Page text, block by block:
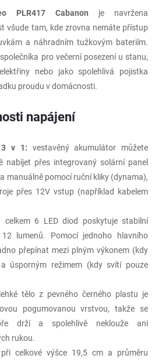
PLR417 Cabanon je navržena
všude tam, kde zrovna nemáte přístup
a náhradním tužkovým bateriím.
pro večerní posezení u stanu,
nebo jako spolehlivá pojistka
proudu v domácnosti.
napájení
3 v 1: vestavěný akumulátor můžete
nabíjet přes integrovaný solární panel
manuálně pomocí ruční kliky (dynama),
přes 12V vstup (například kabelem
celkem 6 LED diod poskytuje stabilní
lumenů. Pomocí jednoho hlavního
přepínat mezi plným výkonem (kdy
úsporným režimem (kdy svítí pouze
lehké tělo z pevného černého plastu je
pogumovanou vrstvou, takže se
drží a spolehlivě neklouže ani
rukou.
při celkové výšce 19,5 cm a průměru